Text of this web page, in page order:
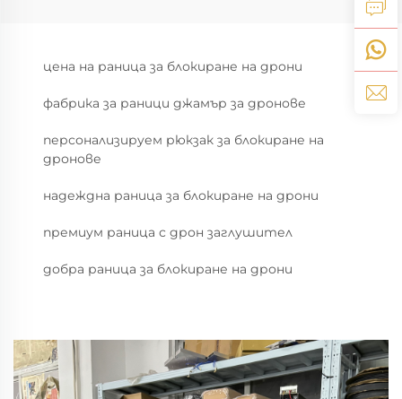
цена на раница за блокиране на дрони
фабрика за раници джамър за дронове
персонализируем рюкзак за блокиране на
дронове
надеждна раница за блокиране на дрони
премиум раница с дрон заглушител
добра раница за блокиране на дрони